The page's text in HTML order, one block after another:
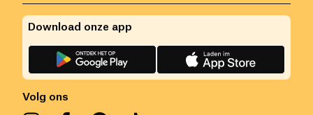
Volg ons
Download onze app